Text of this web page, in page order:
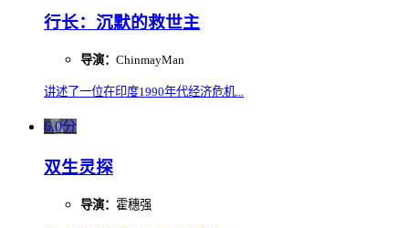
行长：沉默的救世主
导演： ChinmayMan
讲述了一位在印度1990年代经济危机...
6.0分
双生灵探
导演： 霍穗强